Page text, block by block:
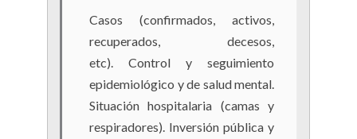
Casos (confirmados, activos,
recuperados, decesos,
etc). Control y seguimiento
epidemiológico y de salud mental.
Situación hospitalaria (camas y
respiradores). Inversión pública y